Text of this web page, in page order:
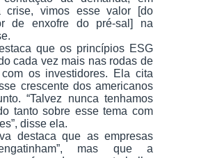
crise, vimos esse valor [do
de enxofre do pré-sal] na
que os princípios ESG
cada vez mais nas rodas de
os investidores. Ela cita
crescente dos americanos
“Talvez nunca tenhamos
tanto sobre esse tema com
disse ela.
destaca que as empresas
mas que a